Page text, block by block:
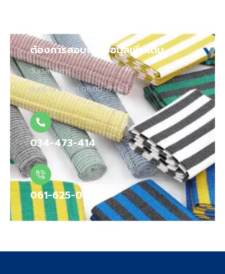
ต้องการสอบถามข้อมูลเพิ่มเติม
วันเวลาทำการ :
จันทร์-เสาร์ เวลา 08.00-17.00 น.
034-473-414
061-625-0958